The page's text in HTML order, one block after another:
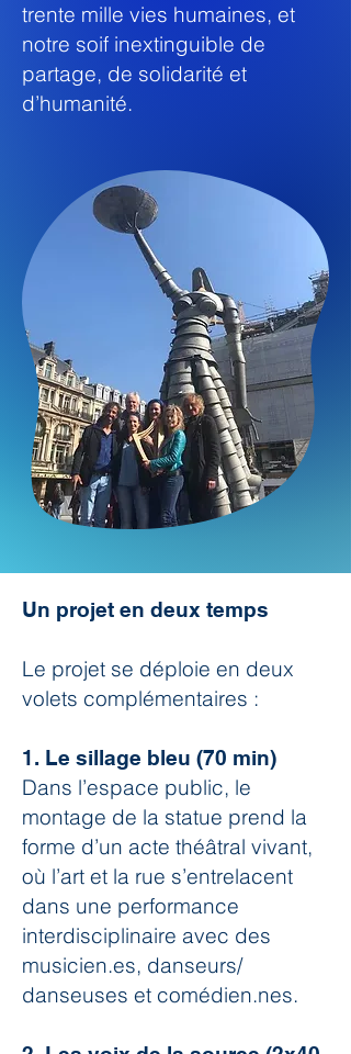
trente mille vies humaines, et
notre soif inextinguible de
partage, de solidarité et
d’humanité.
Un projet en deux temps
Le projet se déploie en deux
volets complémentaires :
1. Le sillage bleu (70 min)
Dans l’espace public, le
montage de la statue prend la
forme d’un acte théâtral vivant,
où l’art et la rue s’entrelacent
dans une performance
interdisciplinaire avec des
musicien.es, danseurs/
danseuses et comédien.nes.